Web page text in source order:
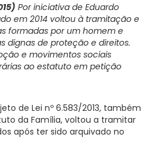
Por iniciativa de Eduardo
em 2014 voltou à tramitação e
formadas por um homem e
dignas de proteção e direitos.
e movimentos sociais
ao estatuto em petição
de Lei nº 6.583/2013, também
da Família, voltou a tramitar
após ter sido arquivado no